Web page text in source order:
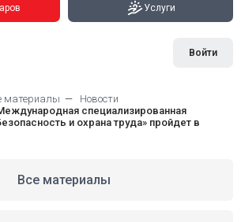
Услуги
Войти
материалы
Новости
специализированная
и охрана труда» пройдет в
Все материалы